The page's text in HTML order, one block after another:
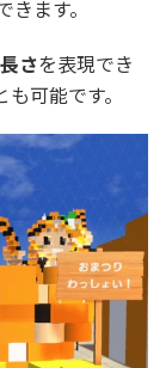
ます。
さを表現でき
可能です。